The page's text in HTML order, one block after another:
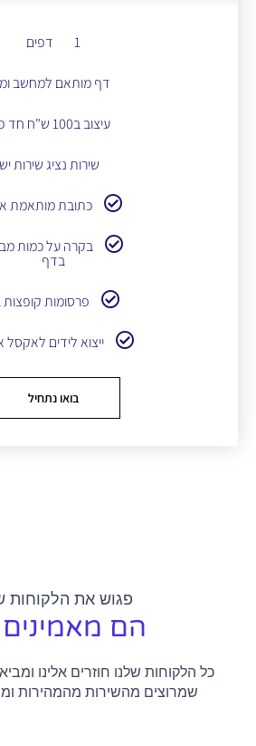
1 דפים
דף מותאם למחשב
עיצוב ב100 ש"ח חד פעמי
שירות נציג שירות
כתובת מותאמת
בקרה על כמות
בדף
פרסומות
ייצוא לידים לאקסל
בואו נתחיל
פגוש את הלקוחות
הם מאמינים
כל הלקוחות שלנו חוזרים אלינו
שמרוצים מהשירות מהמהירות